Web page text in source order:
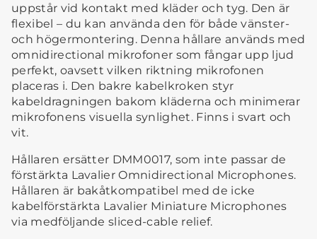
uppstår vid kontakt med kläder och tyg. Den är
flexibel – du kan använda den för både vänster-
och högermontering. Denna hållare används med
omnidirectional mikrofoner som fångar upp ljud
perfekt, oavsett vilken riktning mikrofonen
placeras i. Den bakre kabelkroken styr
kabeldragningen bakom kläderna och minimerar
mikrofonens visuella synlighet. Finns i svart och
vit.
Hållaren ersätter DMM0017, som inte passar de
förstärkta Lavalier Omnidirectional Microphones.
Hållaren är bakåtkompatibel med de icke
kabelförstärkta Lavalier Miniature Microphones
via medföljande sliced-cable relief.